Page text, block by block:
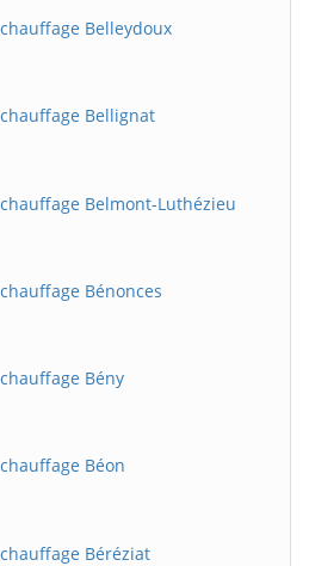
Belleydoux
Bellignat
Belmont-Luthézieu
Bénonces
Bény
Béon
Béréziat